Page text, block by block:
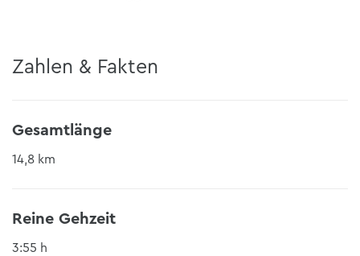
Zahlen & Fakten
Gesamtlänge
14,8 km
Reine Gehzeit
3:55 h